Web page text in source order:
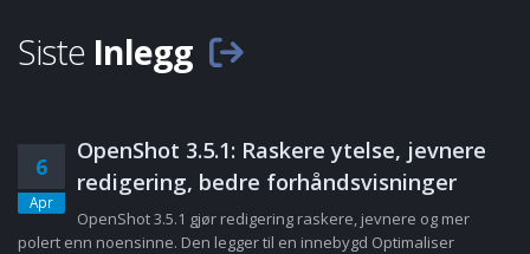
Siste Inlegg
6
Apr
OpenShot 3.5.1: Raskere ytelse, jevnere
redigering, bedre forhåndsvisninger
OpenShot 3.5.1 gjør redigering raskere, jevnere og mer
polert enn noensinne. Den legger til en innebygd Optimaliser